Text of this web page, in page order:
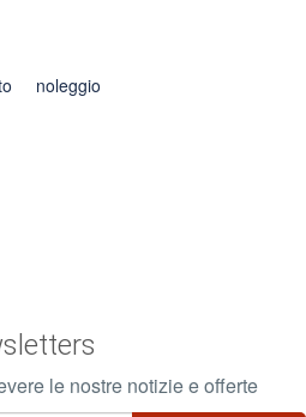
noleggio
le nostre notizie e offerte